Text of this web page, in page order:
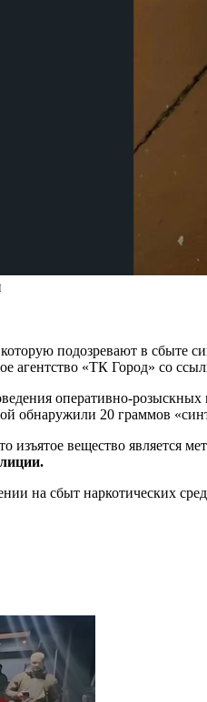
подозревают в сбыте
агентство «ТК Город» со
оперативно-
обнаружили 20 граммов
изъятое вещество
на сбыт наркотических